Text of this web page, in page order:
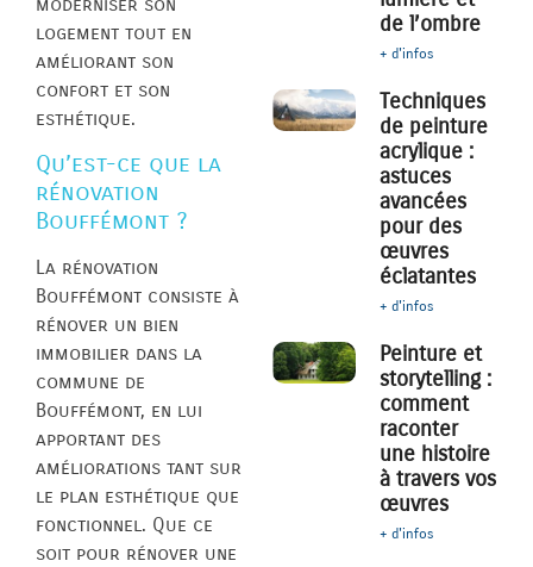
logement tout en
améliorant son
confort et son
esthétique.
Qu’est-ce que la
rénovation
Bouffémont ?
La rénovation
Bouffémont consiste à
rénover un bien
immobilier dans la
commune de
Bouffémont, en lui
apportant des
améliorations tant sur
le plan esthétique que
fonctionnel. Que ce
soit pour rénover une
de l’ombre
+ d'infos
Techniques
de peinture
acrylique :
astuces
avancées
pour des
œuvres
éclatantes
+ d'infos
Peinture et
storytelling :
comment
raconter
une histoire
à travers vos
œuvres
+ d'infos